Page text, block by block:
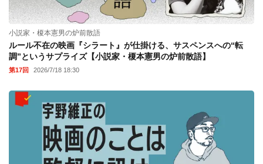
小説家・榎本憲男の炉前散語
ルール不在の映画『シラート』が仕掛ける、サスペンスへの“転
調”というサプライズ【小説家・榎本憲男の炉前散語】
第17回 2026/7/18 18:30